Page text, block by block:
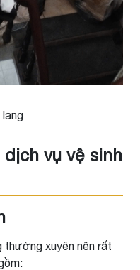
lang
vụ vệ sinh
thường xuyên nên rất